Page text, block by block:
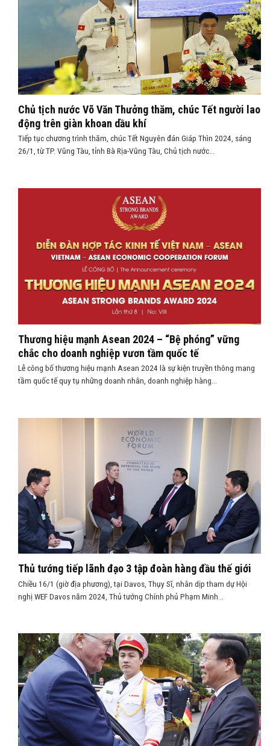
Chủ tịch nước Võ Văn Thưởng thăm, chúc Tết người lao
động trên giàn khoan dầu khí
Tiếp tục chương trình thăm, chúc Tết Nguyên đán Giáp Thìn 2024, sáng
26/1, từ TP. Vũng Tàu, tỉnh Bà Rịa-Vũng Tàu, Chủ tịch nước...
Thương hiệu mạnh Asean 2024 – “Bệ phóng” vững
chắc cho doanh nghiệp vươn tầm quốc tế
Lễ công bố thương hiệu mạnh Asean 2024 là sự kiện truyền thông mang
tầm quốc tế quy tụ những doanh nhân, doanh nghiệp hàng...
Thủ tướng tiếp lãnh đạo 3 tập đoàn hàng đầu thế giới
Chiều 16/1 (giờ địa phương), tại Davos, Thụy Sĩ, nhân dịp tham dự Hội
nghị WEF Davos năm 2024, Thủ tướng Chính phủ Phạm Minh...